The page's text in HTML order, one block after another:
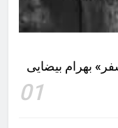
بهرام بیضایی
01